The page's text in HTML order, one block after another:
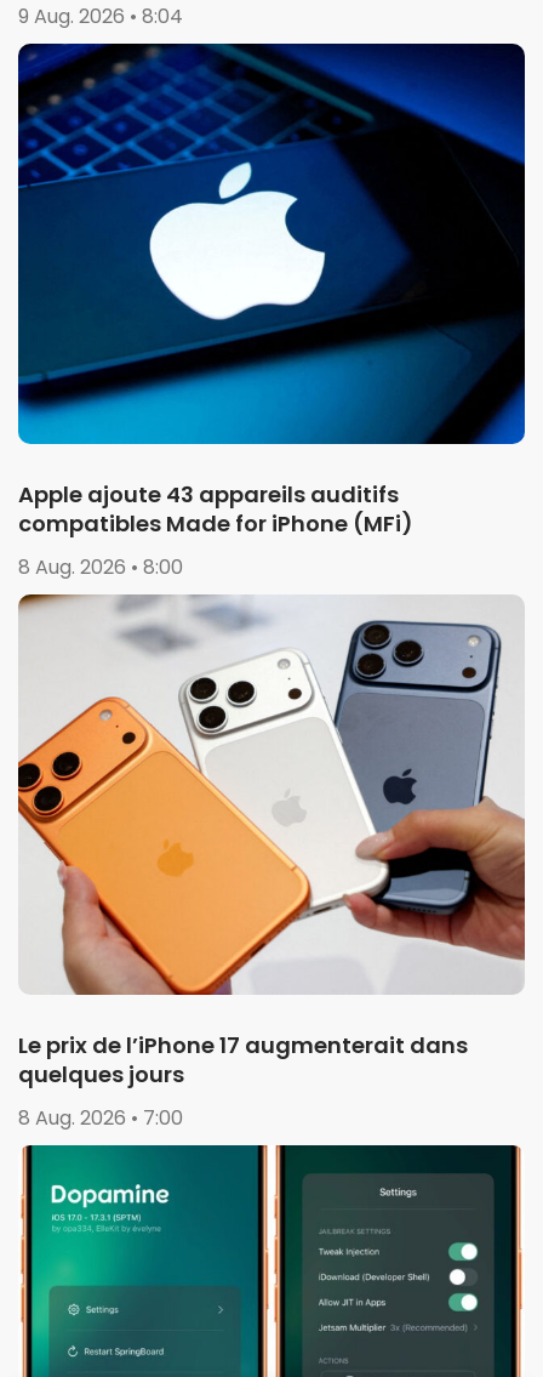
9 Aug. 2026 • 8:04
Apple ajoute 43 appareils auditifs
compatibles Made for iPhone (MFi)
8 Aug. 2026 • 8:00
Le prix de l’iPhone 17 augmenterait dans
quelques jours
8 Aug. 2026 • 7:00